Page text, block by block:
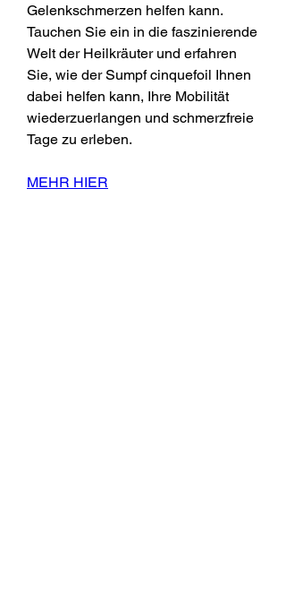
Gelenkschmerzen helfen kann.
Tauchen Sie ein in die faszinierende
Welt der Heilkräuter und erfahren
Sie, wie der Sumpf cinquefoil Ihnen
dabei helfen kann, Ihre Mobilität
wiederzuerlangen und schmerzfreie
Tage zu erleben.
MEHR HIER